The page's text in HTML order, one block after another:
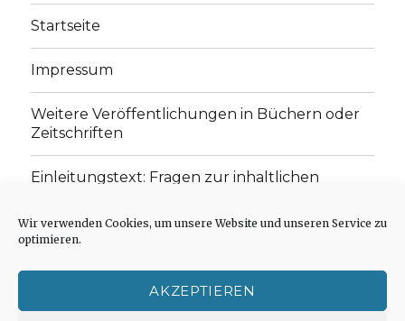
Wir verwenden Cookies, um unsere Website und unseren Service zu
optimieren.
AKZEPTIEREN
Startseite
Impressum
Weitere Veröffentlichungen in Büchern oder
Zeitschriften
Einleitungstext: Fragen zur inhaltlichen
„schwachen Glaubens“